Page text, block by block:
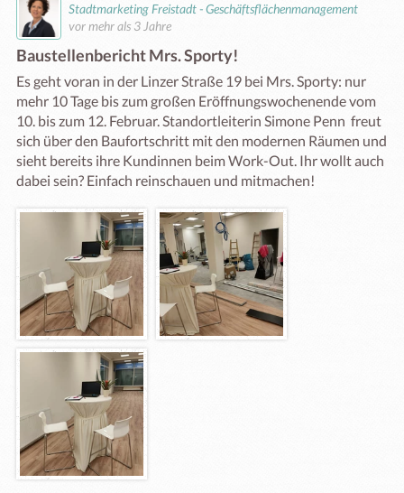
Stadtmarketing Freistadt - Geschäftsflächenmanagement
vor mehr als 3 Jahre
Baustellenbericht Mrs. Sporty!
Es geht voran in der Linzer Straße 19 bei Mrs. Sporty: nur
mehr 10 Tage bis zum großen Eröffnungswochenende vom
10. bis zum 12. Februar. Standortleiterin Simone Penn  freut
sich über den Baufortschritt mit den modernen Räumen und
sieht bereits ihre Kundinnen beim Work-Out. Ihr wollt auch
dabei sein? Einfach reinschauen und mitmachen!